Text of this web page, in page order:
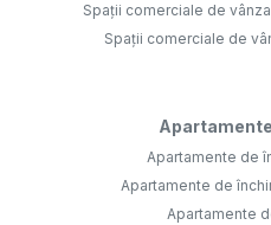
Spații comerciale de
Spații comerciale de
Apartamente de
Apartamente de
Apartamente